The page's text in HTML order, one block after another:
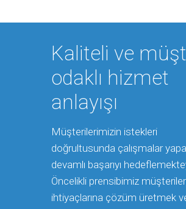
Kaliteli ve
odaklı hizmet
anlayışı
Müşterilerimizin istekleri
doğrultusunda çalışmalar
devamlı başarıyı
Öncelikli prensibimiz
ihtiyaçlarına çözüm üretmek